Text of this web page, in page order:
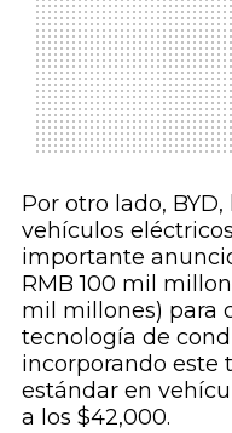
Por otro lado,
vehículos
importante
RMB 100 mil
mil millones) para
tecnología de
incorporando este
estándar en
a los $42,000.